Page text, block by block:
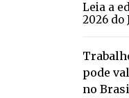
Leia a
2026 do
pode
no